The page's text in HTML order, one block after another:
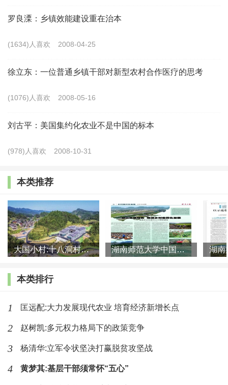
生活中的委屈或非公正对待而以之作为追求家庭内部正义的
一种手段的产物，自杀表明了农民“过日子”和“做人”的失
子”看成是人这一生的日常生活过程的“运行机制”，而农民
呢”？是仅仅“为过日子而过日子”，还是“有更深刻的目的或
同一文化区域的华北冀村[4]开展了田野调查。冀村，是根据
笔者研究需要而取的一个学名，该村位于河北省东北部Q市
Q县G乡，实由两个相邻的行政村C村和D村构成，总人口有
际上都是地道的“汉族”人口，村民家族观念较浓，男孩生育
偏好突出。笔者于2011年4月7日至5月6日在冀村就当地农民
自杀问题展开了驻村一月的专题调查。资料收集主要采用无
念，后者主要用于理解农民自杀在一些量化指标上的分布特
罗良溧：乡镇效能建设重在治本
(1634)人喜欢 2008-04-25
徐立东：一位普通乡镇干部对新型农村合作医疗的思考
(1076)人喜欢 2008-05-16
刘古平：美国集约化农业不是中国的标本
(978)人喜欢 2008-10-31
本类推荐
大国小村:十八洞村的现代变迁是一道美丽的风景线 湖南师范大学中国乡村振兴研究院课题组:突出地域特色 推进乡村
本类排行
1 匡远配:大力发展现代农业 培育经济新增长点
2 赵树凯:多元权力格局下的政策竞争
3 杨清华:立军令状坚决打赢脱贫攻坚战
4 黄梦其:基层干部须常怀“五心”